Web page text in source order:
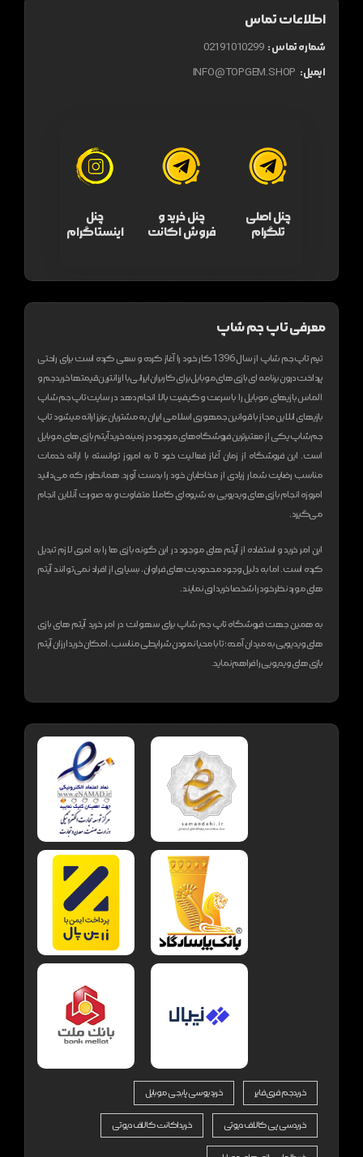
اطلاعات تماس
شماره تماس : 02191010299
ایمیل: INFO@TOPGEM.SHOP
چنل اصلی
تلگرام
چنل خرید و
فروش اکانت
چنل
اینستاگرام
معرفی تاپ جم شاپ
تیم تاپ جم شاپ از سال 1396 کار خود را آغاز کرده و سعی کرده است برای راحتی
پرداخت درون برنامه ای بازی های موبایل برای کاربران ایرانی با ارزانترین قیمتها خرید جم و
الماس بازیهای موبایل را با سرعت و کیفیت بالا انجام دهد در سایت تاپ جم شاپ
بازیهای انلاین مجاز با قوانین جمهوری اسلامی ایران به مشتریان عزیز ارائه میشودتاپ
جم شاپ یکی از معتبر‌ترین فروشگاه های موجود در زمینه خرید آیتم بازی های موبایل
است. این فروشگاه از زمان آغاز فعالیت خود تا به امروز توانسته با ارائه خدمات
مناسب رضایت شمار زیادی از مخاطبان خود را بدست آورد. همانطور که می‌دانید
امروزه انجام بازی های ویدیویی به شیوه‌ای کاملا متفاوت و به صورت آنلاین انجام
می‌گیرد.
این امر خرید و استفاده از آیتم های موجود در این گونه بازی ها را به امری لازم تبدیل
کرده است. اما به دلیل وجود محدودیت های فراوان، بسیاری از افراد نمی‌توانند آیتم
های مورد نظر خود را شخصا خریداری نمایند.
به همین جهت فروشگاه تاپ جم شاپ برای سهولت در امر خرید آیتم های بازی
های ویدیویی به میدان آمده؛ تا با محیا نمودن شرایطی مناسب، امکان خرید ارزان آیتم
بازی های ویدیویی را فراهم نماید.
خرید جم فری فایر خرید یوسی پابجی موبایل
خرید سی پی کالاف دیوتی خرید اکانت کالاف دیوتی